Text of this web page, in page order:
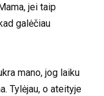
jei taip
galėčiau
mano, jog laiku
Tylėjau, o ateityje